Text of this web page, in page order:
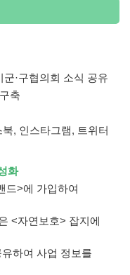
군·구협의회 소식 공유
축
, 인스타그램, 트위터
화
드>에 가입하여
<자연보호> 잡지에
하여 사업 정보를